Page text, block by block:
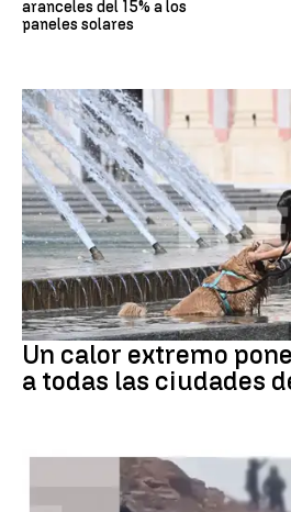
aranceles del 15% a los
paneles solares
Calor extremo
Un calor extremo
a todas las ciudades